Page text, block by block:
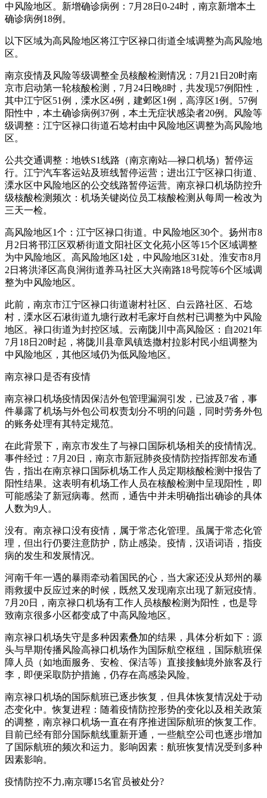
中风险地区。新增确诊病例：7月28日0-24时，南京新增本土
确诊病例18例。
以下区域为高风险地区将江宁区禄口街道全域调整为高风险地
区。
南京疫情及风险等级调整全员核酸检测情况：7月21日20时南
京市启动第一轮核酸检测，7月24日晚8时，共发现57例阳性，
其中江宁区51例，溧水区4例，建邺区1例，高淳区1例。57例
阳性中，本土确诊病例37例，本土无症状感染者20例。风险等
级调整：江宁区禄口街道石埝村由中风险地区调整为高风险地
区。
公共交通调整：地铁S1线路（南京南站—禄口机场）暂停运
行。江宁汽车客运站及班线暂停运营；进出江宁区禄口街道、
溧水区中风险地区的公交线路暂停运营。南京禄口机场防控升
级核酸检测频次：机场关键岗位员工核酸检测从每周一检改为
三天一检。
高风险地区1个：江宁区禄口街道。中风险地区30个。扬州市8
月2日将邗江区双桥街道文阳社区文化苑小区等15个区域调整
为中风险地区。高风险地区1处，中风险地区31处。淮安市8月
2日将洪泽区高良涧街道养马社区大兴南路18号院等6个区域调
整为中风险地区。
此前，南京市江宁区禄口街道谢村社区、白云路社区、石埝
村，溧水区石湫街道九塘行政村毛家圩自然村已调整为中风险
地区。禄口街道为封控区域。云南陇川中高风险区：自2021年
7月18日20时起，将陇川县章凤镇迭撒村拉影村民小组调整为
中风险地区，其他区域仍为低风险地区。
南京禄口是否有疫情
南京禄口机场疫情因保洁外包管理漏洞引发，已波及7省，事
件暴露了机场与外包公司权责划分不明的问题，同时劳务外包
的账务处理有其特定规范。
在此背景下，南京市发生了与禄口国际机场相关的疫情情况。
事件经过：7月20日，南京市新冠肺炎疫情防控指挥部发布通
告，指出在南京禄口国际机场工作人员定期核酸检测中报告了
阳性结果。这表明有机场工作人员在核酸检测中呈现阳性，即
可能感染了新冠病毒。然而，通告中并未明确指出确诊的具体
人数为9人。
没有。南京禄口没有疫情，属于常态化管理。虽属于常态化管
理，但出行仍要注意防护，防止感染。疫情，汉语词语，指疫
病的发生和发展情况。
河南千年一遇的暴雨牵动着国民的心，当大家还没从郑州的暴
雨救援中反应过来的时候，既然又发现南京出现了新冠疫情。
7月20日，南京禄口机场有工作人员核酸检测为阳性，也是导
致南京很多小区都变成了中高风险地区。
南京禄口机场失守是多种因素叠加的结果，具体分析如下：源
头与早期传播风险高禄口机场作为国际航空枢纽，国际航班保
障人员（如地面服务、安检、保洁等）直接接触境外旅客及行
李，即便采取防护措施，仍存在高感染风险。
南京禄口机场的国际航班已逐步恢复，但具体恢复情况处于动
态变化中。恢复进程：随着疫情防控形势的变化以及相关政策
的调整，南京禄口机场一直在有序推进国际航班的恢复工作。
目前已经有部分国际航线重新开通，一些航空公司也逐步增加
了国际航班的频次和运力。影响因素：航班恢复情况受到多种
因素影响。
疫情防控不力,南京哪15名官员被处分?